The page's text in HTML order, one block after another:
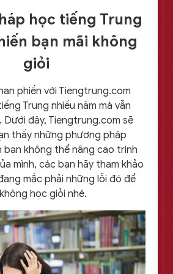
học tiếng Trung
bạn mãi không
giỏi
phiền với Tiengtrung.com
Trung nhiều năm mà vẫn
đây, Tiengtrung.com sẽ
thấy những phương pháp
bạn không thể nâng cao trình
mình, các bạn hãy tham khảo
mắc phải những lỗi đó để
học giỏi nhé.